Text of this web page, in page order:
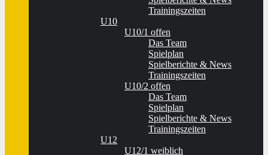
Trainingszeiten
U10
U10/1 offen
Das Team
Spielplan
Spielberichte & News
Trainingszeiten
U10/2 offen
Das Team
Spielplan
Spielberichte & News
Trainingszeiten
U12
U12/1 weiblich